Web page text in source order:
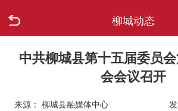
柳城动态
走进柳城
中共柳城县第十五届委员
会会议召开
来源： 柳城县融媒体中心